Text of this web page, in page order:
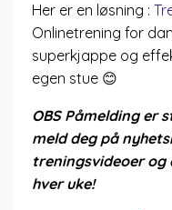
Her er en løsning :
Onlinetrening for
superkjappe og
egen stue 😊
OBS Påmelding er
meld deg på
treningsvideoer og
hver uke!